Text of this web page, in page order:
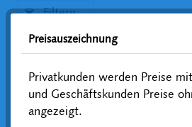
Filtern
Preisauszeichnung
Privatkunden werden Preise
und Geschäftskunden Preise
angezeigt.